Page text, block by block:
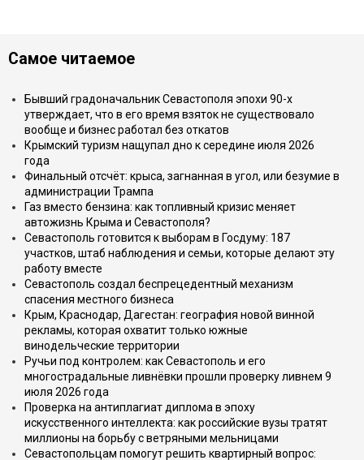
Самое читаемое
Бывший градоначальник Севастополя эпохи 90-х
утверждает, что в его время взяток не существовало
вообще и бизнес работал без откатов
Крымский туризм нащупал дно к середине июля 2026
года
Финальный отсчёт: крыса, загнанная в угол, или безумие в
администрации Трампа
Газ вместо бензина: как топливный кризис меняет
автожизнь Крыма и Севастополя?
Севастополь готовится к выборам в Госдуму: 187
участков, штаб наблюдения и семьи, которые делают эту
работу вместе
Севастополь создал беспрецедентный механизм
спасения местного бизнеса
Крым, Краснодар, Дагестан: география новой винной
рекламы, которая охватит только южные
винодельческие территории
Ручьи под контролем: как Севастополь и его
многострадальные ливнёвки прошли проверку ливнем 9
июля 2026 года
Проверка на антиплагиат диплома в эпоху
искусственного интеллекта: как российские вузы тратят
миллионы на борьбу с ветряными мельницами
Севастопольцам помогут решить квартирный вопрос: